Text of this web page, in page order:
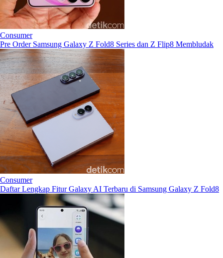
Consumer
Pre Order Samsung Galaxy Z Fold8 Series dan Z Flip8 Membludak
Consumer
Daftar Lengkap Fitur Galaxy AI Terbaru di Samsung Galaxy Z Fold8